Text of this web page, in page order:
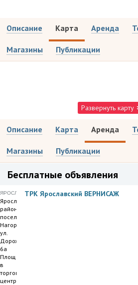
Описание Карта Аренда
Магазины Публикации
Развернуть карту
Описание Карта Аренда
Магазины Публикации
Бесплатные объявления
ТРК Ярославский ВЕРНИСАЖ
ЯРОСЛАВЛЬ
Ярославский
район,
поселок
Нагорный,
ул.
Дорожная
6а
Площадь
в
торговом
центре